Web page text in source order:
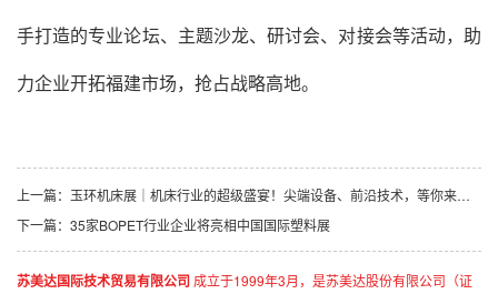
手打造的专业论坛、主题沙龙、研讨会、对接会等活动，助
力企业开拓福建市场，抢占战略高地。
上一篇： 玉环机床展｜机床行业的超级盛宴！尖端设备、前沿技术，等你来探！
下一篇： 35家BOPET行业企业将亮相中国国际塑料展
苏美达国际技术贸易有限公司 成立于1999年3月，是苏美达股份有限公司（证